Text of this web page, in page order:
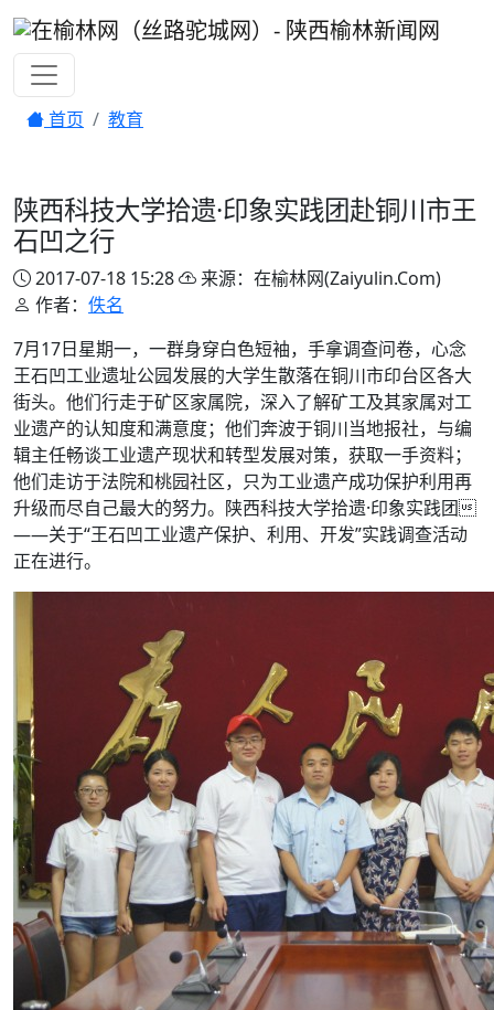
首页 教育
陕西科技大学拾遗·印象实践团赴铜川市王
石凹之行
2017-07-18 15:28
来源：在榆林网(Zaiyulin.Com)
作者： 佚名
7月17日星期一，一群身穿白色短袖，手拿调查问卷，心念
王石凹工业遗址公园发展的大学生散落在铜川市印台区各大
街头。他们行走于矿区家属院，深入了解矿工及其家属对工
业遗产的认知度和满意度；他们奔波于铜川当地报社，与编
辑主任畅谈工业遗产现状和转型发展对策，获取一手资料；
他们走访于法院和桃园社区，只为工业遗产成功保护利用再
升级而尽自己最大的努力。陕西科技大学拾遗·印象实践团
——关于“王石凹工业遗产保护、利用、开发”实践调查活动
正在进行。